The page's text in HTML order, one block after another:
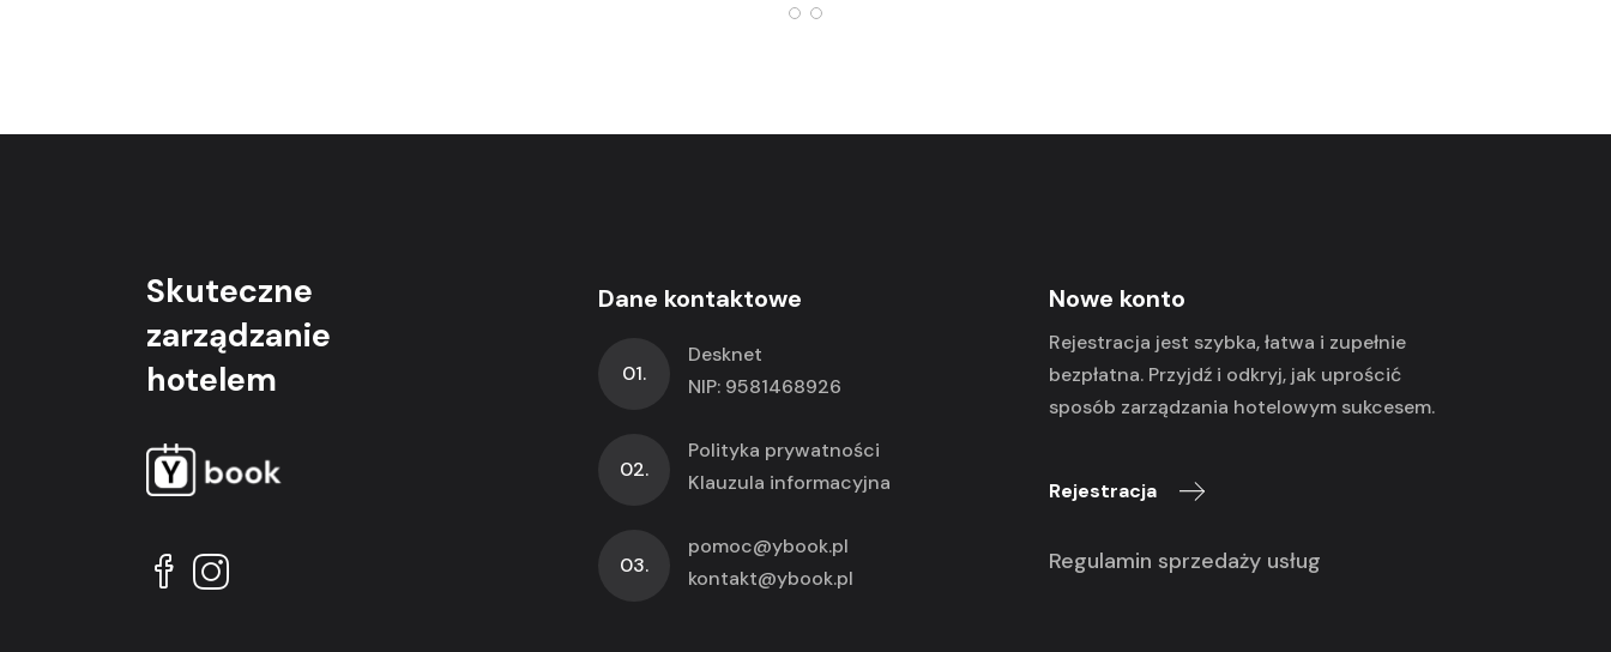
Skuteczne
zarządzanie
hotelem
Dane kontaktowe
01.
Desknet
NIP: 9581468926
02.
Polityka prywatności
Klauzula informacyjna
03.
pomoc@ybook.pl
kontakt@ybook.pl
Nowe konto
Rejestracja jest szybka, łatwa i zupełnie
bezpłatna. Przyjdź i odkryj, jak uprościć
sposób zarządzania hotelowym sukcesem.
Rejestracja
Regulamin sprzedaży usług